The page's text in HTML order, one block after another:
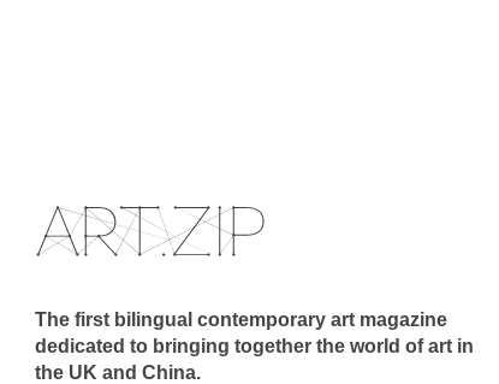
The first bilingual contemporary art magazine
dedicated to bringing together the world of art in
the UK and China.